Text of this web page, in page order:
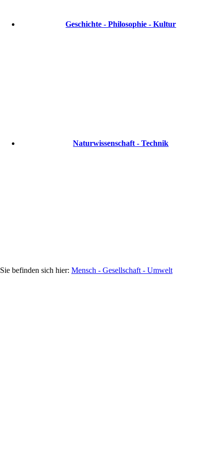
Geschichte - Philosophie - Kultur
Naturwissenschaft - Technik
Mensch - Gesellschaft - Umwelt